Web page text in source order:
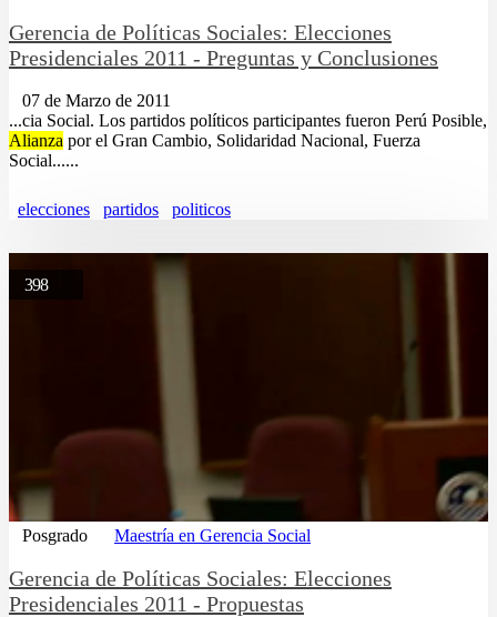
Gerencia de Políticas Sociales: Elecciones
Presidenciales 2011 - Preguntas y Conclusiones
07 de Marzo de 2011
...cia Social. Los partidos políticos participantes fueron Perú Posible,
Alianza por el Gran Cambio, Solidaridad Nacional, Fuerza
Social......
elecciones partidos politicos
398
Posgrado Maestría en Gerencia Social
Gerencia de Políticas Sociales: Elecciones
Presidenciales 2011 - Propuestas